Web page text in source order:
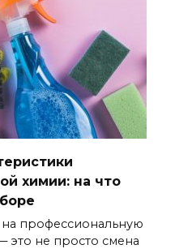
химии: на что
профессиональную
не просто смена